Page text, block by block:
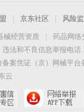
京东社区 风险
械经营资质 药品网络
违法和不良信息举报电
备案凭证（京）网械平
云